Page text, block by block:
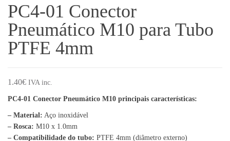
PC4-01 Conector
Pneumático M10 para Tubo
PTFE 4mm
1.40€ IVA inc.
PC4-01 Conector Pneumático M10 principais características:
– Material: Aço inoxidável
– Rosca: M10 x 1.0mm
– Compatibilidade do tubo: PTFE 4mm (diâmetro externo)